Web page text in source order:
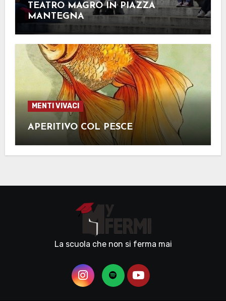
TEATRO MAGRO IN PIAZZA
MANTEGNA
MENTI VIVACI
APERITIVO COL PESCE
La scuola che non si ferma mai